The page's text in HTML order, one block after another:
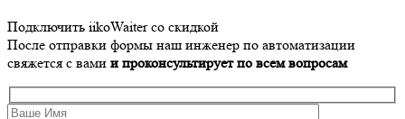
Подключить iikoWaiter со скидкой
После отправки формы наш инженер по автоматизации
свяжется с вами и проконсультирует по всем вопросам